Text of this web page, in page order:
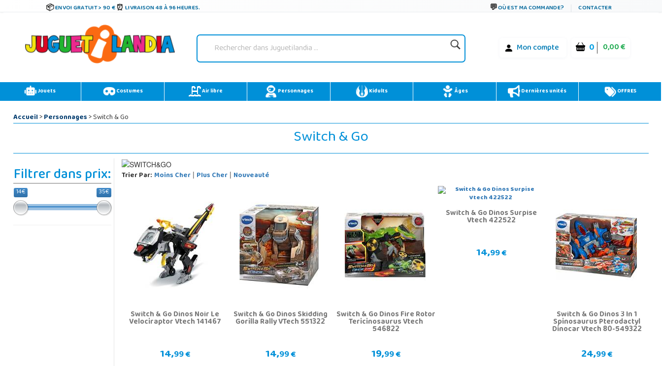
ENVOI GRATUIT > 90 € LIVRAISON 48 À 96 HEURES. OÙ EST MA COMMANDE? CONTACTER
Mon compte 0 0,00 €
Jouets Costumes Air libre Personnages Kidults Âges Dernières unités OFFRES
Accueil>Personnages> Switch & Go
Switch & Go
Filtrer dans prix:
14€ 35€
Trier Par: Moins Cher| Plus Cher| Nouveauté
Switch & Go Dinos Noir Le
Velociraptor Vtech 141467
14,99 €
Switch & Go Dinos Skidding
Gorilla Rally VTech 551322
14,99 €
Switch & Go Dinos Fire Rotor
Tericinosaurus Vtech
546822
19,99 €
Switch & Go Dinos Surpise
Vtech 422522
14,99 €
Switch & Go Dinos 3 In 1
Spinosaurus Pterodactyl
Dinocar Vtech 80-549322
24,99 €